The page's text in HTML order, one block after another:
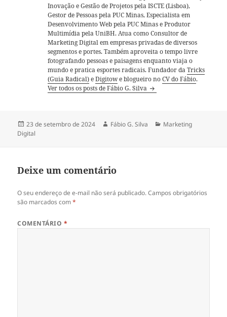
Inovação e Gestão de Projetos pela ISCTE (Lisboa),
Gestor de Pessoas pela PUC Minas, Especialista em
Desenvolvimento Web pela PUC Minas e Produtor
Multimídia pela UniBH. Atua como Consultor de
Marketing Digital em empresas privadas de diversos
segmentos e portes. Também aproveita o tempo livre
fotografando pessoas e paisagens enquanto viaja o
mundo e pratica esportes radicais. Fundador daTricks
(Guia Radical)eDigitowe blogueiro noCV do Fábio.
Ver todos os posts de Fábio G. Silva
Publicado
em
23 de setembro de 2024 Autor
Fábio G. Silva Categorias
Marketing
Digital
Deixe um comentário
O seu endereço de e-mail não será publicado. Campos obrigatórios
são marcados com*
COMENTÁRIO *